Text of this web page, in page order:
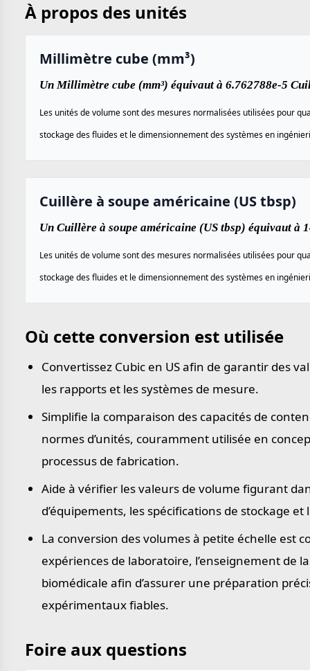
À propos des unités
Millimètre cube (mm³)
Un Millimètre cube (mm³) équivaut à 6.762788e-5
Les unités de volume sont des mesures normalisées utilisées pour
stockage des fluides et le dimensionnement des systèmes en
Cuillère à soupe américaine (US tbsp)
Un Cuillère à soupe américaine (US tbsp) équivaut à
Les unités de volume sont des mesures normalisées utilisées pour
stockage des fluides et le dimensionnement des systèmes en
Où cette conversion est utilisée
Convertissez Cubic en US afin de garantir des
les rapports et les systèmes de mesure.
Simplifie la comparaison des capacités de
normes d’unités, couramment utilisée en
processus de fabrication.
Aide à vérifier les valeurs de volume figurant
d’équipements, les spécifications de stockage
La conversion des volumes à petite échelle est
expériences de laboratoire, l’enseignement de
biomédicale afin d’assurer une préparation
expérimentaux fiables.
Foire aux questions